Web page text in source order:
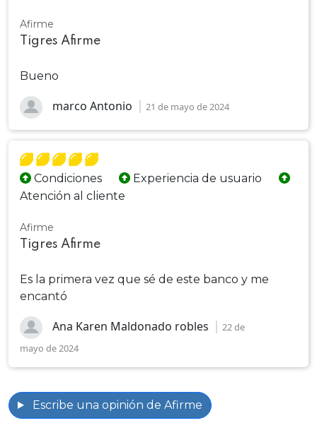
Afirme
Tigres Afirme
Bueno
marco Antonio 21 de mayo de 2024
Condiciones
Experiencia de usuario
Atención al cliente
Afirme
Tigres Afirme
Es la primera vez que sé de este banco y me
encantó
Ana Karen Maldonado robles
22 de
mayo de 2024
Escribe una opinión de Afirme